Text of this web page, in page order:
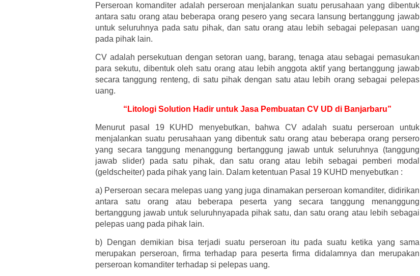
Perseroan komanditer adalah perseroan menjalankan suatu perusahaan yang dibentuk
antara satu orang atau beberapa orang pesero yang secara lansung bertanggung jawab
untuk seluruhnya pada satu pihak, dan satu orang atau lebih sebagai pelepasan uang
pada pihak lain.
CV adalah persekutuan dengan setoran uang, barang, tenaga atau sebagai pemasukan
para sekutu, dibentuk oleh satu orang atau lebih anggota aktif yang bertanggung jawab
secara tanggung renteng, di satu pihak dengan satu atau lebih orang sebagai pelepas
uang.
“Litologi Solution Hadir untuk Jasa Pembuatan CV UD di Banjarbaru”
Menurut pasal 19 KUHD menyebutkan, bahwa CV adalah suatu perseroan untuk
menjalankan suatu perusahaan yang dibentuk satu orang atau beberapa orang persero
yang secara tanggung menanggung bertanggung jawab untuk seluruhnya (tanggung
jawab slider) pada satu pihak, dan satu orang atau lebih sebagai pemberi modal
(geldscheiter) pada pihak yang lain. Dalam ketentuan Pasal 19 KUHD menyebutkan :
a) Perseroan secara melepas uang yang juga dinamakan perseroan komanditer, didirikan
antara satu orang atau beberapa peserta yang secara tanggung menanggung
bertanggung jawab untuk seluruhnyapada pihak satu, dan satu orang atau lebih sebagai
pelepas uang pada pihak lain.
b)
Dengan demikian bisa terjadi suatu perseroan itu pada suatu ketika yang sama
merupakan perseroan, firma terhadap para peserta firma didalamnya dan merupakan
perseroan komanditer terhadap si pelepas uang.